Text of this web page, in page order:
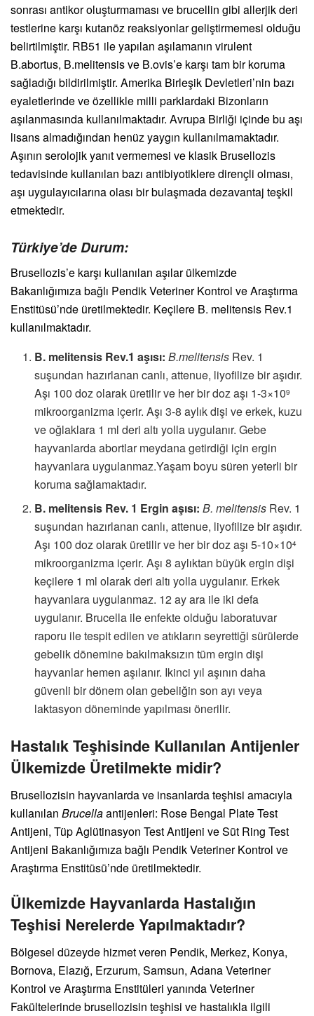
sonrası antikor oluşturmaması ve brucellin gibi allerjik deri
testlerine karşı kutanöz reaksiyonlar geliştirmemesi olduğu
belirtilmiştir. RB51 ile yapılan aşılamanın virulent
B.abortus, B.melitensis ve B.ovis’e karşı tam bir koruma
sağladığı bildirilmiştir. Amerika Birleşik Devletleri’nin bazı
eyaletlerinde ve özellikle milli parklardaki Bizonların
aşılanmasında kullanılmaktadır. Avrupa Birliği içinde bu aşı
lisans almadığından henüz yaygın kullanılmamaktadır.
Aşının serolojik yanıt vermemesi ve klasik Brusellozis
tedavisinde kullanılan bazı antibiyotiklere dirençli olması,
aşı uygulayıcılarına olası bir bulaşmada dezavantaj teşkil
etmektedir.
Türkiye’de Durum:
Brusellozis’e karşı kullanılan aşılar ülkemizde
Bakanlığımıza bağlı Pendik Veteriner Kontrol ve Araştırma
Enstitüsü’nde üretilmektedir. Keçilere B. melitensis Rev.1
kullanılmaktadır.
B. melitensis Rev.1 aşısı: B.melitensis Rev. 1
suşundan hazırlanan canlı, attenue, liyofilize bir aşıdır.
Aşı 100 doz olarak üretilir ve her bir doz aşı 1-3×109
mikroorganizma içerir. Aşı 3-8 aylık dişi ve erkek, kuzu
ve oğlaklara 1 ml deri altı yolla uygulanır. Gebe
hayvanlarda abortlar meydana getirdiği için ergin
hayvanlara uygulanmaz.Yaşam boyu süren yeterli bir
koruma sağlamaktadır.
B. melitensis Rev. 1 Ergin aşısı: B. melitensis Rev. 1
suşundan hazırlanan canlı, attenue, liyofilize bir aşıdır.
Aşı 100 doz olarak üretilir ve her bir doz aşı 5-10×104
mikroorganizma içerir. Aşı 8 aylıktan büyük ergin dişi
keçilere 1 ml olarak deri altı yolla uygulanır. Erkek
hayvanlara uygulanmaz. 12 ay ara ile iki defa
uygulanır. Brucella ile enfekte olduğu laboratuvar
raporu ile tespit edilen ve atıkların seyrettiği sürülerde
gebelik dönemine bakılmaksızın tüm ergin dişi
hayvanlar hemen aşılanır. Ikinci yıl aşının daha
güvenli bir dönem olan gebeliğin son ayı veya
laktasyon döneminde yapılması önerilir.
Hastalık Teşhisinde Kullanılan Antijenler
Ülkemizde Üretilmekte midir?
Brusellozisin hayvanlarda ve insanlarda teşhisi amacıyla
kullanılan Brucellaantijenleri: Rose Bengal Plate Test
Antijeni, Tüp Aglütinasyon Test Antijeni ve Süt Ring Test
Antijeni Bakanlığımıza bağlı Pendik Veteriner Kontrol ve
Araştırma Enstitüsü’nde üretilmektedir.
Ülkemizde Hayvanlarda Hastalığın
Teşhisi Nerelerde Yapılmaktadır?
Bölgesel düzeyde hizmet veren Pendik, Merkez, Konya,
Bornova, Elazığ, Erzurum, Samsun, Adana Veteriner
Kontrol ve Araştırma Enstitüleri yanında Veteriner
Fakültelerinde brusellozisin teşhisi ve hastalıkla ilgili